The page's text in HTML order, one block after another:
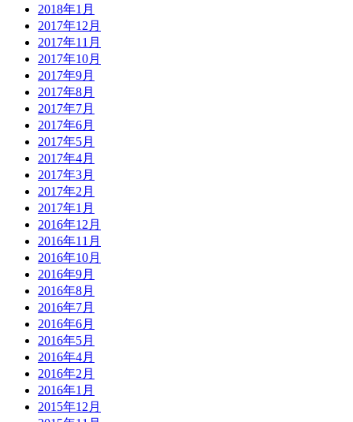
2018年1月
2017年12月
2017年11月
2017年10月
2017年9月
2017年8月
2017年7月
2017年6月
2017年5月
2017年4月
2017年3月
2017年2月
2017年1月
2016年12月
2016年11月
2016年10月
2016年9月
2016年8月
2016年7月
2016年6月
2016年5月
2016年4月
2016年2月
2016年1月
2015年12月